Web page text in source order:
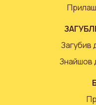
Загубив
Знайшов